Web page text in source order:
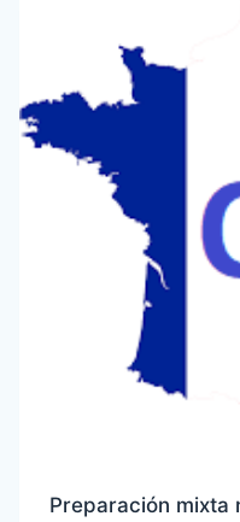
Preparación mixta